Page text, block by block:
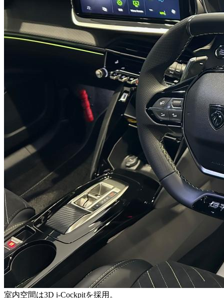
室内空間は3D i-Cockpitを採用。